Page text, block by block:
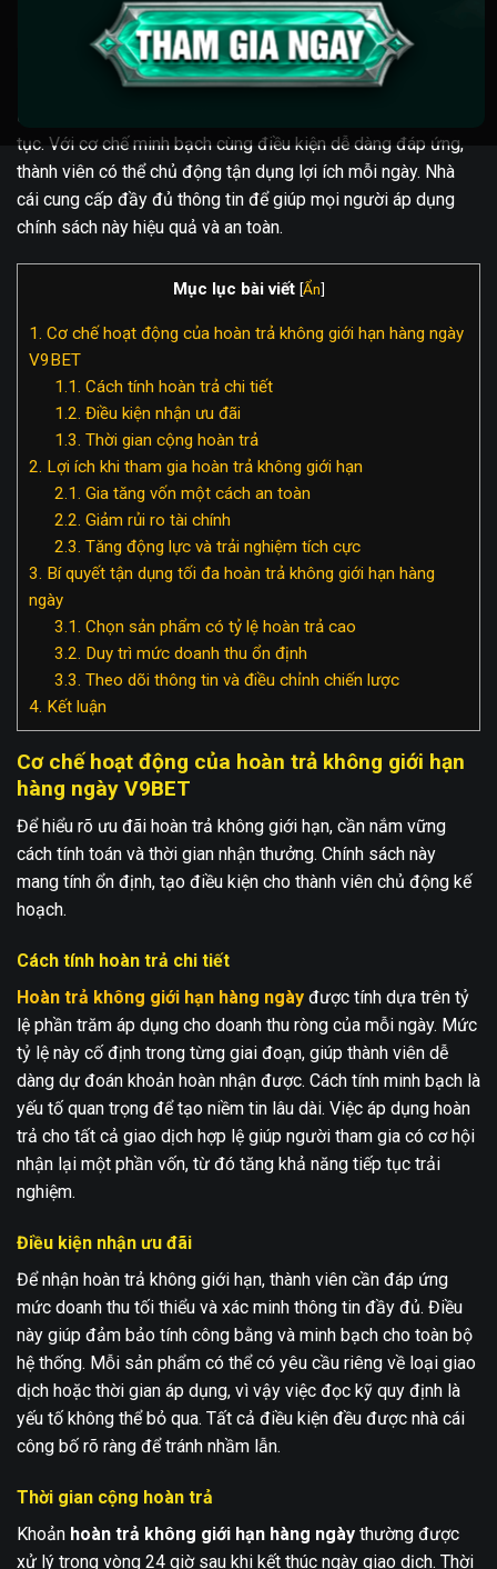
Hoàn trả không giới hạn hàng ngàyV9BETlà chính sách
ưu đãi đặc biệt giúp gia tăng vốn một cách ổn định và liên
tục. Với cơ chế minh bạch cùng điều kiện dễ dàng đáp ứng,
thành viên có thể chủ động tận dụng lợi ích mỗi ngày. Nhà
cái cung cấp đầy đủ thông tin để giúp mọi người áp dụng
chính sách này hiệu quả và an toàn.
Mục lục bài viết [Ẩn]
1. Cơ chế hoạt động của hoàn trả không giới hạn hàng ngày
V9BET
1.1. Cách tính hoàn trả chi tiết
1.2. Điều kiện nhận ưu đãi
1.3. Thời gian cộng hoàn trả
2. Lợi ích khi tham gia hoàn trả không giới hạn
2.1. Gia tăng vốn một cách an toàn
2.2. Giảm rủi ro tài chính
2.3. Tăng động lực và trải nghiệm tích cực
3. Bí quyết tận dụng tối đa hoàn trả không giới hạn hàng
ngày
3.1. Chọn sản phẩm có tỷ lệ hoàn trả cao
3.2. Duy trì mức doanh thu ổn định
3.3. Theo dõi thông tin và điều chỉnh chiến lược
4. Kết luận
Cơ chế hoạt động của hoàn trả không giới hạn
hàng ngày V9BET
Để hiểu rõ ưu đãi hoàn trả không giới hạn, cần nắm vững
cách tính toán và thời gian nhận thưởng. Chính sách này
mang tính ổn định, tạo điều kiện cho thành viên chủ động kế
hoạch.
Cách tính hoàn trả chi tiết
Hoàn trả không giới hạn hàng ngày được tính dựa trên tỷ
lệ phần trăm áp dụng cho doanh thu ròng của mỗi ngày. Mức
tỷ lệ này cố định trong từng giai đoạn, giúp thành viên dễ
dàng dự đoán khoản hoàn nhận được. Cách tính minh bạch là
yếu tố quan trọng để tạo niềm tin lâu dài. Việc áp dụng hoàn
trả cho tất cả giao dịch hợp lệ giúp người tham gia có cơ hội
nhận lại một phần vốn, từ đó tăng khả năng tiếp tục trải
nghiệm.
Điều kiện nhận ưu đãi
Để nhận hoàn trả không giới hạn, thành viên cần đáp ứng
mức doanh thu tối thiểu và xác minh thông tin đầy đủ. Điều
này giúp đảm bảo tính công bằng và minh bạch cho toàn bộ
hệ thống. Mỗi sản phẩm có thể có yêu cầu riêng về loại giao
dịch hoặc thời gian áp dụng, vì vậy việc đọc kỹ quy định là
yếu tố không thể bỏ qua. Tất cả điều kiện đều được nhà cái
công bố rõ ràng để tránh nhầm lẫn.
Thời gian cộng hoàn trả
Khoản hoàn trả không giới hạn hàng ngày thường được
xử lý trong vòng 24 giờ sau khi kết thúc ngày giao dịch. Thời